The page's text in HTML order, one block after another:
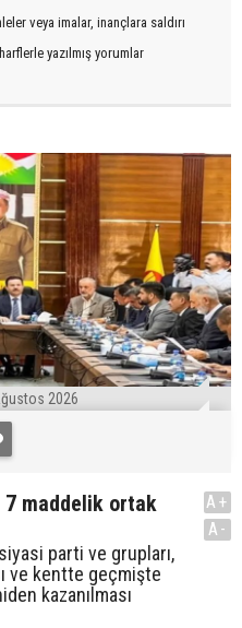
veya imalar, inançlara saldırı
yazılmış yorumlar
2026
maddelik ortak
parti ve grupları,
ve kentte geçmişte
kazanılması
A+
A-